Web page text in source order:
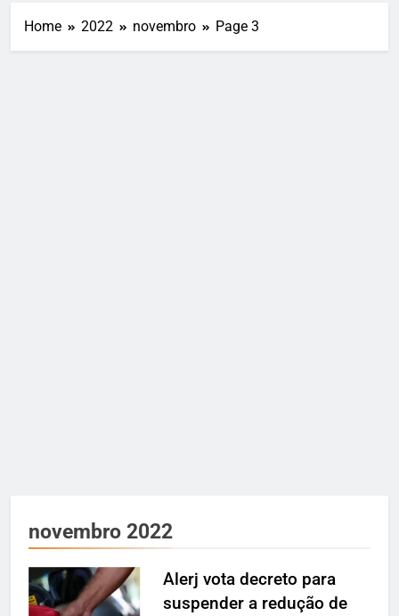
Home 2022 novembro Page 3
novembro 2022
Alerj vota decreto para
suspender a redução de